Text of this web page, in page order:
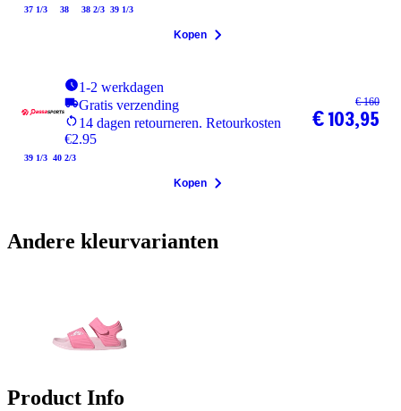
37 1/3 38 38 2/3 39 1/3
Kopen
1-2 werkdagen
Gratis verzending
14 dagen retourneren. Retourkosten
€2.95
39 1/3 40 2/3
€ 160
€ 103,95
Kopen
Andere kleurvarianten
Product Info